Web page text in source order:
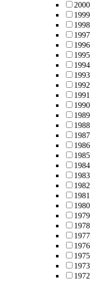
2000
1999
1998
1997
1996
1995
1994
1993
1992
1991
1990
1989
1988
1987
1986
1985
1984
1983
1982
1981
1980
1979
1978
1977
1976
1975
1973
1972